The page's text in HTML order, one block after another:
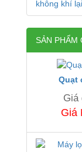
không khí
SẢN PHẨM
Quạt
Giá